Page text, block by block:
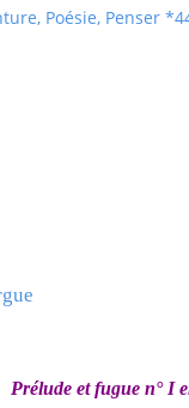
Poésie, Penser
Prélude et fugue n° I